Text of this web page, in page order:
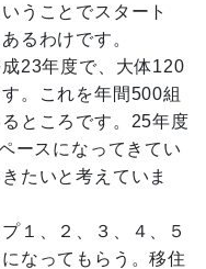
うことでスタート
るわけです。
23年度で、大体120
。これを年間500組
ところです。25年度
ースになってきてい
たいと考えていま
１、２、３、４、５
なってもらう。移住